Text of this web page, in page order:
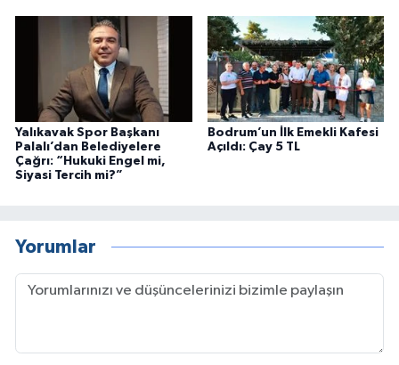
Yalıkavak Spor Başkanı
Palalı’dan Belediyelere
Çağrı: “Hukuki Engel mi,
Siyasi Tercih mi?”
Bodrum’un İlk Emekli Kafesi
Açıldı: Çay 5 TL
Yorumlar